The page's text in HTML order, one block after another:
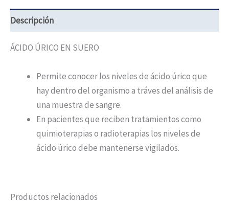
Descripción
ÁCIDO ÚRICO EN SUERO
Permite conocer los niveles de ácido úrico que
hay dentro del organismo a tráves del análisis de
una muestra de sangre.
En pacientes que reciben tratamientos como
quimioterapias o radioterapias los niveles de
ácido úrico debe mantenerse vigilados.
Productos relacionados